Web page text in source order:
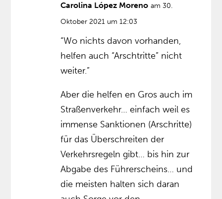
Carolina López Moreno am 30.
Oktober 2021 um 12:03
“Wo nichts davon vorhanden,
helfen auch “Arschtritte” nicht
weiter.”
Aber die helfen en Gros auch im
Straßenverkehr… einfach weil es
immense Sanktionen (Arschritte)
für das Überschreiten der
Verkehrsregeln gibt… bis hin zur
Abgabe des Führerscheins… und
die meisten halten sich daran